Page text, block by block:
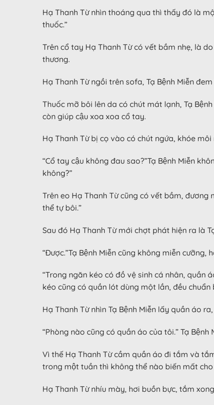
Hạ Thanh Từ nhìn thoáng qua thì thấy đó là
thuốc.”
Trên cổ tay Hạ Thanh Từ có vết bầm nhẹ, là
thương.
Hạ Thanh Từ ngồi trên sofa, Tạ Bệnh Miễn
Thuốc mỡ bôi lên da có chút mát lạnh, Tạ
còn giúp cậu xoa xoa cổ tay.
Hạ Thanh Từ bị cọ vào có chút ngứa, khóe
“Cổ tay cậu không đau sao?”Tạ Bệnh Miễn
không?”
Trên eo Hạ Thanh Từ cũng có vết bầm, đương
thể tự bôi.”
Sau đó Hạ Thanh Từ mới chợt phát hiện ra là
“Được.”Tạ Bệnh Miễn cũng không miễn
“Trong ngăn kéo có đồ vệ sinh cá nhân, quần
kéo cũng có quần lót dùng một lần, đều
Hạ Thanh Từ nhìn Tạ Bệnh Miễn lấy quần áo
“Phòng nào cũng có quần áo của tôi.” Tạ
Vì thế Hạ Thanh Từ cầm quần áo đi tắm và
trong một tuần thì không thể nào biến mất cho
Hạ Thanh Từ nhíu mày, hơi buồn bực, tắm